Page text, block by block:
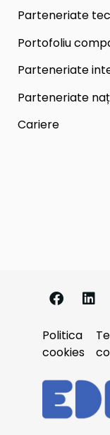
Parteneriate
Portofoliu
Parteneriate
Parteneriate
Cariere
Politica
cookies